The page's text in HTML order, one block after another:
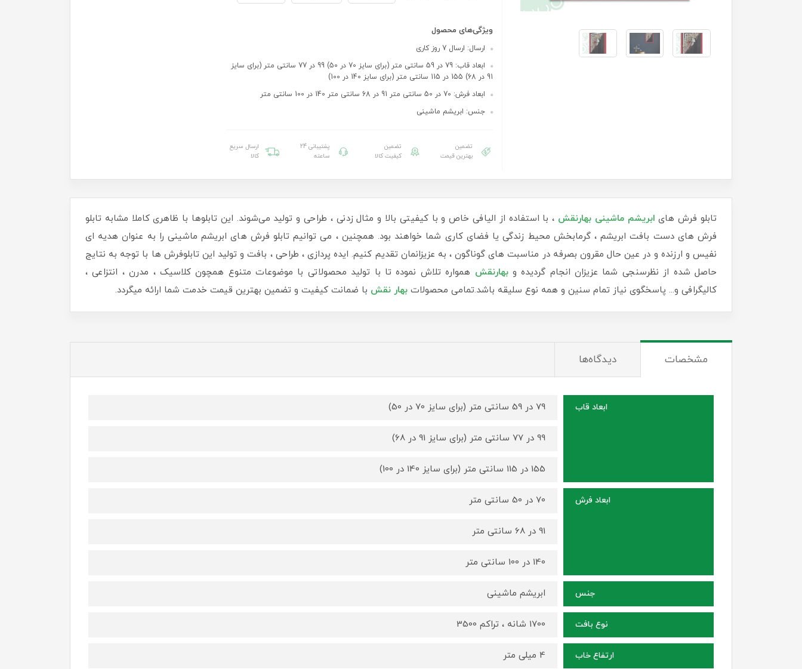
ویژگی‌های محصول
ارسال: ارسال 7 روز کاری
ابعاد قاب: 79 در 59 سانتی متر (برای سایز 70 در 50) 99 در 77 سانتی متر (برای سایز
91 در 68) 155 در 115 سانتی متر (برای سایز 140 در 100)
ابعاد فرش: 70 در 50 سانتی متر 91 در 68 سانتی متر 140 در 100 سانتی متر
جنس: ابریشم ماشینی
تضمین
بهترین قیمت
تضمین
کیفیت کالا
پشتیبانی 24
ساعته
ارسال سریع
کالا
تابلو فرش های ابریشم ماشینی بهارنقش ، با استفاده از الیافی خاص و با کیفیتی بالا و مثال زدنی ، طراحی و تولید می‌شوند. این تابلوها با ظاهری کاملا مشابه تابلو
فرش های دست بافت ابریشم ، گرمابخش محیط زندگی یا فضای کاری شما خواهند بود. همچنین ، می توانیم تابلو فرش های ابریشم ماشینی را به عنوان هدیه ای
نفیس و ارزنده و در عین حال مقرون بصرفه در مناسبت های گوناگون ، به عزیزانمان تقدیم کنیم. ایده پردازی ، طراحی ، بافت و تولید این تابلوفرش ها با توجه به نتایج
حاصل شده از نظرسنجی شما عزیزان انجام گردیده وبهارنقش همواره تلاش نموده تا با تولید محصولاتی با موضوعات متنوع همچون کلاسیک ، مدرن ، انتزاعی ،
کالیگرافی و... پاسخگوی نیاز تمام سنین و همه نوع سلیقه باشد.تمامی محصولات بهار نقش با ضمانت کیفیت و تضمین بهترین قیمت خدمت شما ارائه میگردد.
مشخصات دیدگاه‌ها
ابعاد قاب 79 در 59 سانتی متر (برای سایز 70 در 50)
99 در 77 سانتی متر (برای سایز 91 در 68)
155 در 115 سانتی متر (برای سایز 140 در 100)
ابعاد فرش 70 در 50 سانتی متر
91 در 68 سانتی متر
140 در 100 سانتی متر
جنس ابریشم ماشینی
نوع بافت 1700 شانه ، تراکم 3500
ارتفاع خاب 4 میلی متر